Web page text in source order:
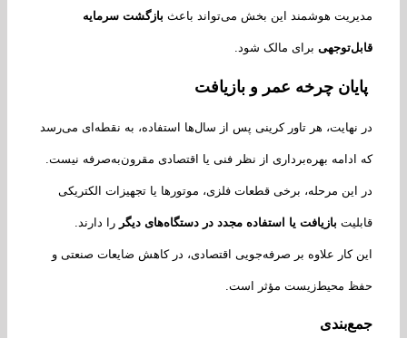
هوشمند این بخش می‌تواند باعث بازگشت سرمایه
برای مالک شود.
چرخه عمر و بازیافت
نهایت، هر تاور کرینی پس از سال‌ها استفاده، به نقطه‌ای می‌رسد
ادامه بهره‌برداری از نظر فنی یا اقتصادی مقرون‌به‌صرفه نیست.
مرحله، برخی قطعات فلزی، موتورها یا تجهیزات الکتریکی
بازیافت یا استفاده مجدد در دستگاه‌های دیگررا دارند.
کار علاوه بر صرفه‌جویی اقتصادی، در کاهش ضایعات صنعتی و
محیط‌زیست مؤثر است.